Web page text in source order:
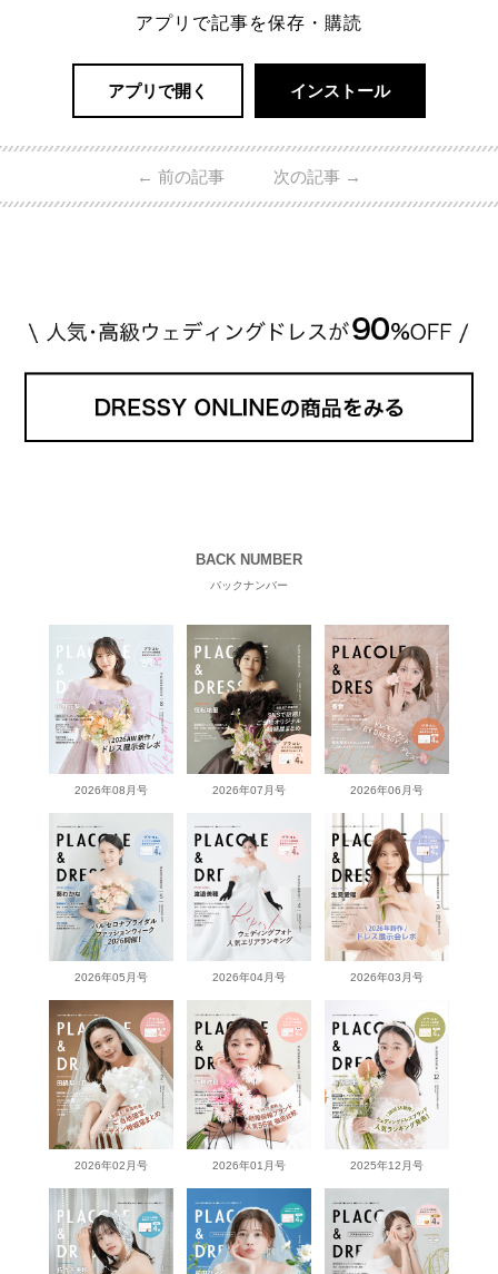
アプリで記事を保存・購読
アプリで開く インストール
← 前の記事 次の記事 →
BACK NUMBER
バックナンバー
2026年08月号 2026年07月号 2026年06月号
2026年05月号 2026年04月号 2026年03月号
2026年02月号 2026年01月号 2025年12月号